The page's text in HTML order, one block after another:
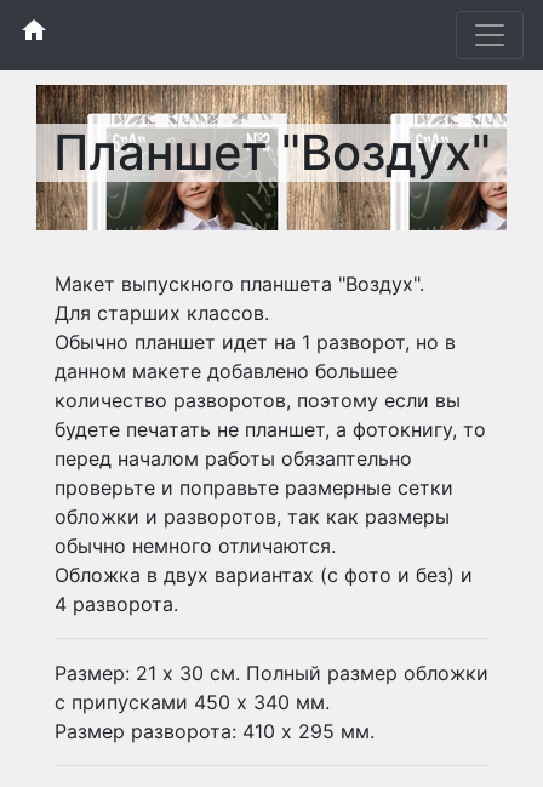
home
Планшет "Воздух"
Макет выпускного планшета "Воздух".
Для старших классов.
Обычно планшет идет на 1 разворот, но в
данном макете добавлено большее
количество разворотов, поэтому если вы
будете печатать не планшет, а фотокнигу, то
перед началом работы обязаптельно
проверьте и поправьте размерные сетки
обложки и разворотов, так как размеры
обычно немного отличаются.
Обложка в двух вариантах (с фото и без) и
4 разворота.
Размер: 21 х 30 см. Полный размер обложки
с припусками 450 х 340 мм.
Размер разворота: 410 х 295 мм.